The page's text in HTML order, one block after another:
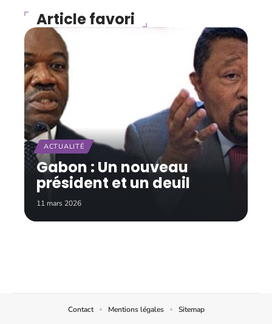
Article favori
ACTUALITÉ
Gabon : Un nouveau
président et un deuil
11 mars 2026
Contact Mentions légales Sitemap